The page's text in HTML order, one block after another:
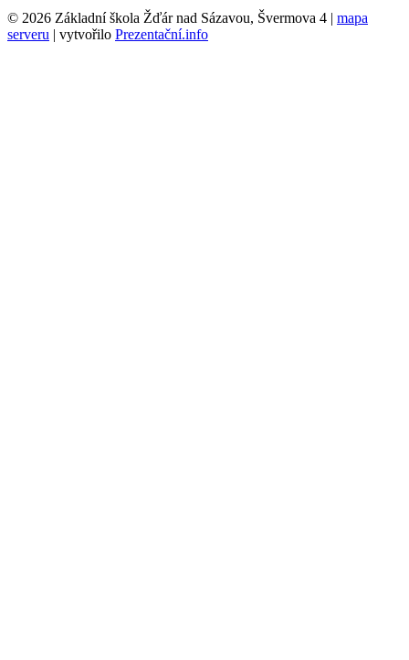
© 2026 Základní škola Žďár nad Sázavou, Švermova 4 | mapa
serveru | vytvořilo Prezentační.info